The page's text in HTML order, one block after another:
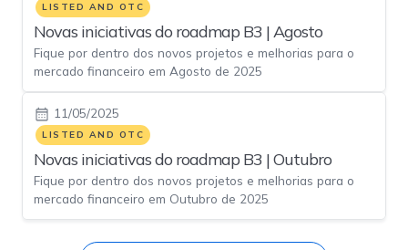
LISTED AND OTC
Novas iniciativas do roadmap B3 | Agosto
Fique por dentro dos novos projetos e melhorias para o
mercado financeiro em Agosto de 2025
LISTED AND OTC
11/05/2025
Novas iniciativas do roadmap B3 | Outubro
Fique por dentro dos novos projetos e melhorias para o
mercado financeiro em Outubro de 2025